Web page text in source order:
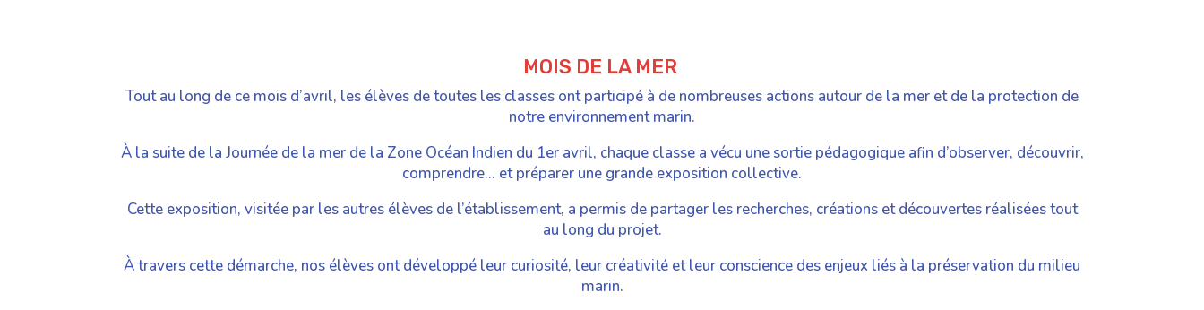
MOIS DE LA MER
Tout au long de ce mois d’avril, les élèves de toutes les classes ont participé à de nombreuses actions autour de la mer et de la protection de
notre environnement marin.
À la suite de la Journée de la mer de la Zone Océan Indien du 1er avril, chaque classe a vécu une sortie pédagogique afin d’observer, découvrir,
comprendre… et préparer une grande exposition collective.
Cette exposition, visitée par les autres élèves de l’établissement, a permis de partager les recherches, créations et découvertes réalisées tout
au long du projet.
À travers cette démarche, nos élèves ont développé leur curiosité, leur créativité et leur conscience des enjeux liés à la préservation du milieu
marin.